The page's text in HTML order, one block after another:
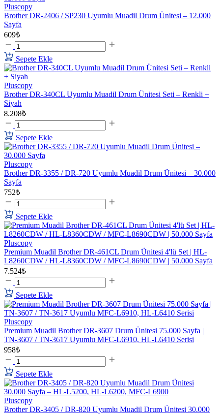
Pluscopy
Brother DR-2406 / SP230 Uyumlu Muadil Drum Ünitesi – 12.000
Sayfa
609₺
Sepete Ekle
Pluscopy
Brother DR-340CL Uyumlu Muadil Drum Ünitesi Seti – Renkli +
Siyah
8.208₺
Sepete Ekle
Pluscopy
Brother DR-3355 / DR-720 Uyumlu Muadil Drum Ünitesi – 30.000
Sayfa
752₺
Sepete Ekle
Pluscopy
Premium Muadil Brother DR-461CL Drum Ünitesi 4'lü Set | HL-
L8260CDW / HL-L8360CDW / MFC-L8690CDW | 50.000 Sayfa
7.524₺
Sepete Ekle
Pluscopy
Premium Muadil Brother DR-3607 Drum Ünitesi 75.000 Sayfa |
TN-3607 / TN-3617 Uyumlu MFC-L6910, HL-L6410 Serisi
958₺
Sepete Ekle
Pluscopy
Brother DR-3405 / DR-820 Uyumlu Muadil Drum Ünitesi 30.000